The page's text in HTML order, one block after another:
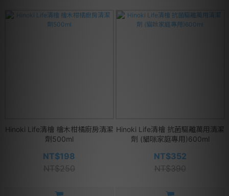
Hinoki Life清檜 檜木柑橘廚房清潔
劑500ml
NT$198
NT$250
Hinoki Life清檜 抗菌驅離萬用清潔
劑 (貓咪家庭專用)600ml
NT$352
NT$390